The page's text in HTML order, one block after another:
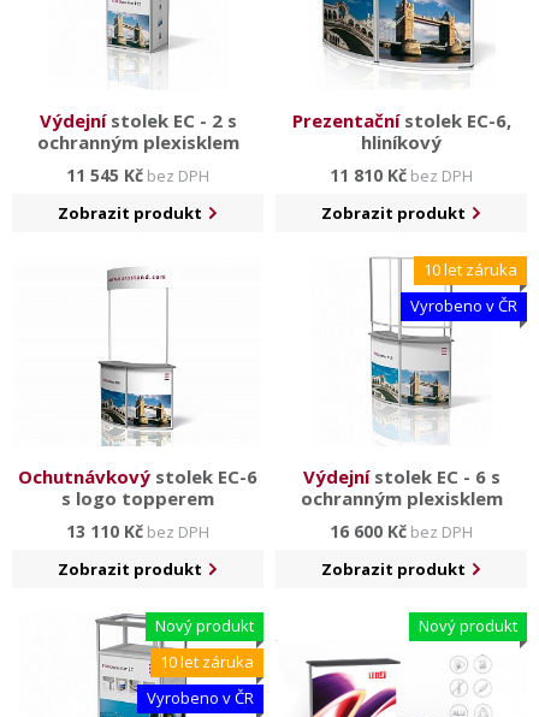
Výdejnístolek EC - 2 s
ochranným plexisklem
11 545 Kč bez DPH
Zobrazit produkt
Prezentačnístolek EC-6,
hliníkový
11 810 Kč bez DPH
Zobrazit produkt
Ochutnávkový stolek EC-6
s logo topperem
13 110 Kč bez DPH
Zobrazit produkt
10 let záruka
Vyrobeno v ČR
Výdejnístolek EC - 6 s
ochranným plexisklem
16 600 Kč bez DPH
Zobrazit produkt
Nový produkt
10 let záruka
Vyrobeno v ČR
Nový produkt